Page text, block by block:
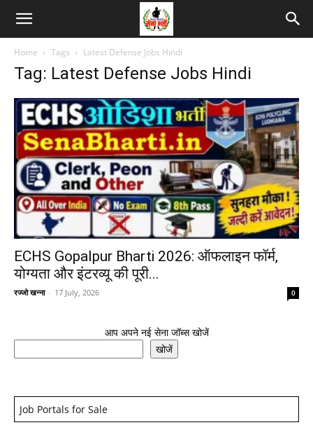
Home Tags Latest Defense Jobs Hindi
Tag: Latest Defense Jobs Hindi
ECHS Gopalpur Bharti 2026: ऑफलाइन फॉर्म,
योग्यता और इंटरव्यू की पूरी...
रज्जो खन्ना - 17 July, 2026 0
आप अपने नई सेना जॉब्स खोजें
खोजें
Job Portals for Sale